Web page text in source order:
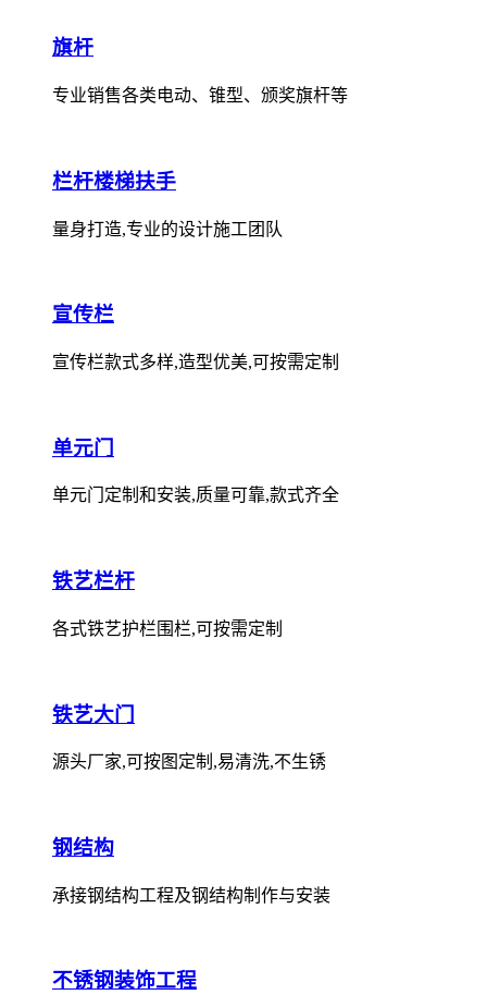
旗杆
专业销售各类电动、锥型、颁奖旗杆等
栏杆楼梯扶手
量身打造,专业的设计施工团队
宣传栏
宣传栏款式多样,造型优美,可按需定制
单元门
单元门定制和安装,质量可靠,款式齐全
铁艺栏杆
各式铁艺护栏围栏,可按需定制
铁艺大门
源头厂家,可按图定制,易清洗,不生锈
钢结构
承接钢结构工程及钢结构制作与安装
不锈钢装饰工程